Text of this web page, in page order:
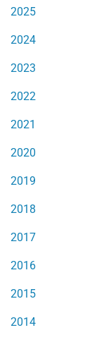
2025
2024
2023
2022
2021
2020
2019
2018
2017
2016
2015
2014